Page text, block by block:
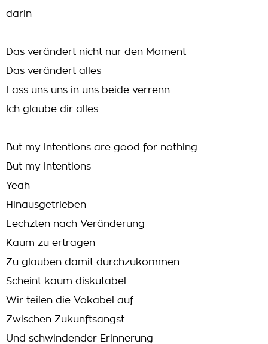
darin
Das verändert nicht nur den Moment
Das verändert alles
Lass uns uns in uns beide verrenn
Ich glaube dir alles
But my intentions are good for nothing
But my intentions
Yeah
Hinausgetrieben
Lechzten nach Veränderung
Kaum zu ertragen
Zu glauben damit durchzukommen
Scheint kaum diskutabel
Wir teilen die Vokabel auf
Zwischen Zukunftsangst
Und schwindender Erinnerung